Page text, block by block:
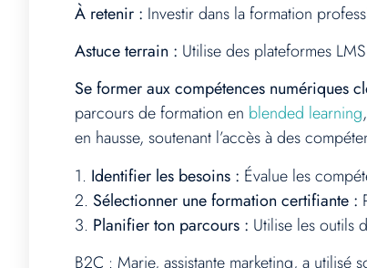
À retenir : Investir dans la formation
Astuce terrain : Utilise des plateformes
Se former aux compétences numériques
parcours de formation en blended learning
en hausse, soutenant l’accès à des
1. Identifier les besoins : Évalue les
2. Sélectionner une formation certifiante :
3. Planifier ton parcours : Utilise les outils
B2C : Marie, assistante marketing, a utilisé